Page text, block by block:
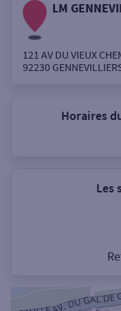
LM
121 AV DU VIEUX
92230
Horaires
Les